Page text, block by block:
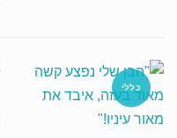
כללי